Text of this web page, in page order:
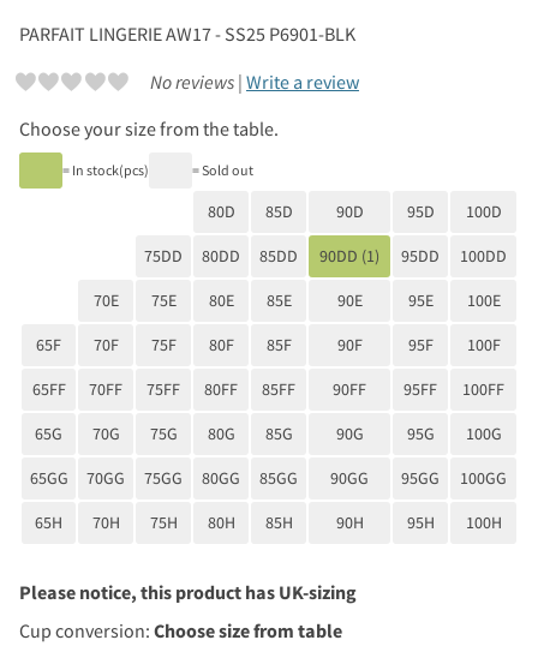
PARFAIT LINGERIEAW17 - SS25 P6901-BLK
No reviews | Write a review
Choose your size from the table.
= In stock(pcs) = Sold out
80D 85D 90D 95D 100D
75DD 80DD 85DD 90DD (1) 95DD 100DD
70E 75E 80E 85E 90E 95E 100E
65F 70F 75F 80F 85F 90F 95F 100F
65FF 70FF 75FF 80FF 85FF 90FF 95FF 100FF
65G 70G 75G 80G 85G 90G 95G 100G
65GG 70GG 75GG 80GG 85GG 90GG 95GG 100GG
65H 70H 75H 80H 85H 90H 95H 100H
Please notice, this product has UK-sizing
Cup conversion: Choose size from table